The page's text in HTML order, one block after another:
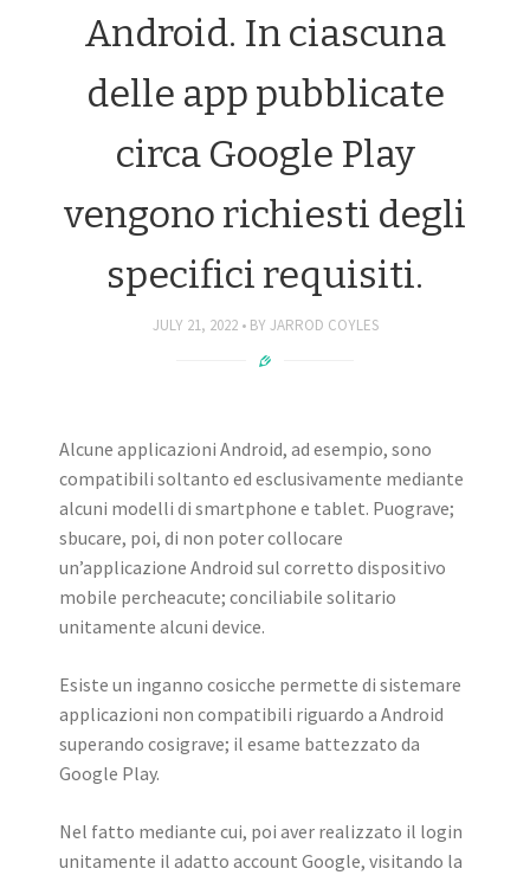
Android. In ciascuna
delle app pubblicate
circa Google Play
vengono richiesti degli
specifici requisiti.
JULY 21, 2022 BY JARROD COYLES
Alcune applicazioni Android, ad esempio, sono
compatibili soltanto ed esclusivamente mediante
alcuni modelli di smartphone e tablet. Puograve;
sbucare, poi, di non poter collocare
un’applicazione Android sul corretto dispositivo
mobile percheacute; conciliabile solitario
unitamente alcuni device.
Esiste un inganno cosicche permette di sistemare
applicazioni non compatibili riguardo a Android
superando cosigrave; il esame battezzato da
Google Play.
Nel fatto mediante cui, poi aver realizzato il login
unitamente il adatto account Google, visitando la